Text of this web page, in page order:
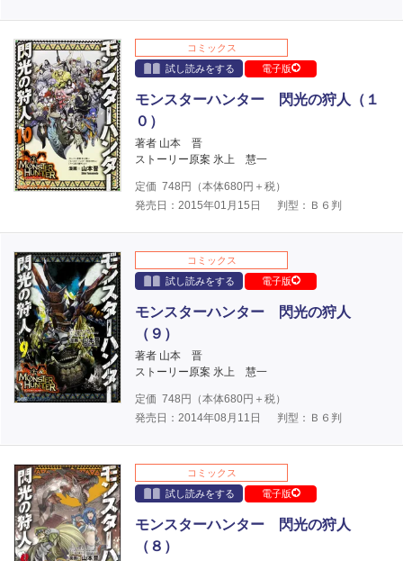
コミックス
試し読みをする
電子版
モンスターハンター 閃光の狩人（１
０）
著者 山本 晋
ストーリー原案 氷上 慧一
定価 748 円（本体680円＋税）
発売日：2015年01月15日
判型：Ｂ６判
コミックス
試し読みをする
電子版
モンスターハンター 閃光の狩人
（９）
著者 山本 晋
ストーリー原案 氷上 慧一
定価 748 円（本体680円＋税）
発売日：2014年08月11日
判型：Ｂ６判
コミックス
試し読みをする
電子版
モンスターハンター 閃光の狩人
（８）